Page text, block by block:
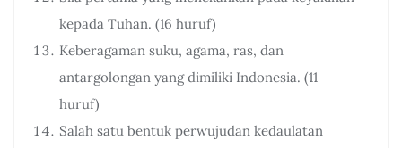
kepada Tuhan. (16 huruf)
Keberagaman suku, agama, ras, dan
antargolongan yang dimiliki Indonesia. (11
huruf)
Salah satu bentuk perwujudan kedaulatan